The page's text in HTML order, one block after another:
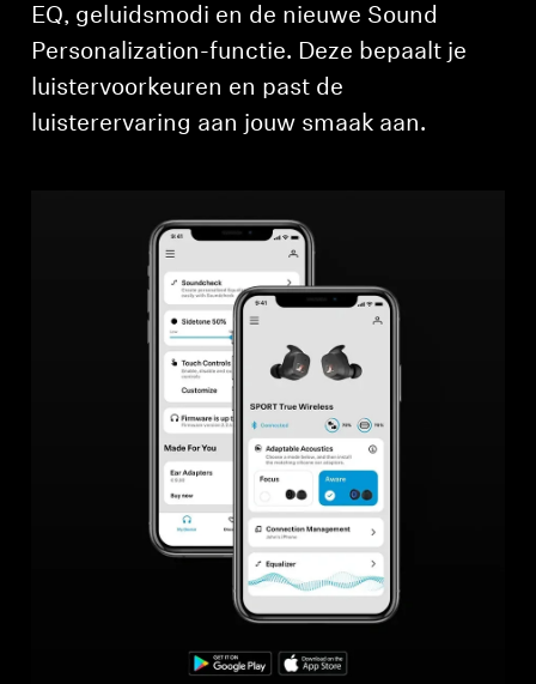
EQ, geluidsmodi en de nieuwe Sound
Personalization-functie. Deze bepaalt je
luistervoorkeuren en past de
luisterervaring aan jouw smaak aan.